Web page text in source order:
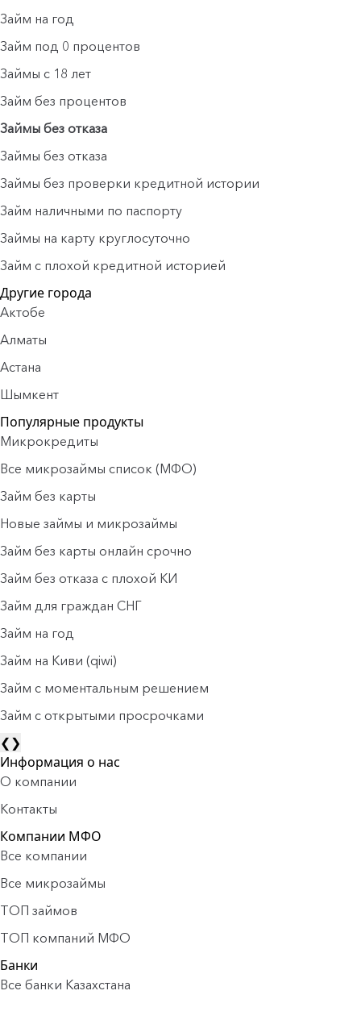
Займ на год
Займ под 0 процентов
Займы с 18 лет
Займ без процентов
Займы без отказа
Займы без отказа
Займы без проверки кредитной истории
Займ наличными по паспорту
Займы на карту круглосуточно
Займ с плохой кредитной историей
Другие города
Актобе
Алматы
Астана
Шымкент
Популярные продукты
Микрокредиты
Все микрозаймы список (МФО)
Займ без карты
Новые займы и микрозаймы
Займ без карты онлайн срочно
Займ без отказа с плохой КИ
Займ для граждан СНГ
Займ на год
Займ на Киви (qiwi)
Займ c моментальным решением
Займ с открытыми просрочками
❮❯
Информация о нас
О компании
Контакты
Компании МФО
Все компании
Все микрозаймы
ТОП займов
ТОП компаний МФО
Банки
Все банки Казахстана